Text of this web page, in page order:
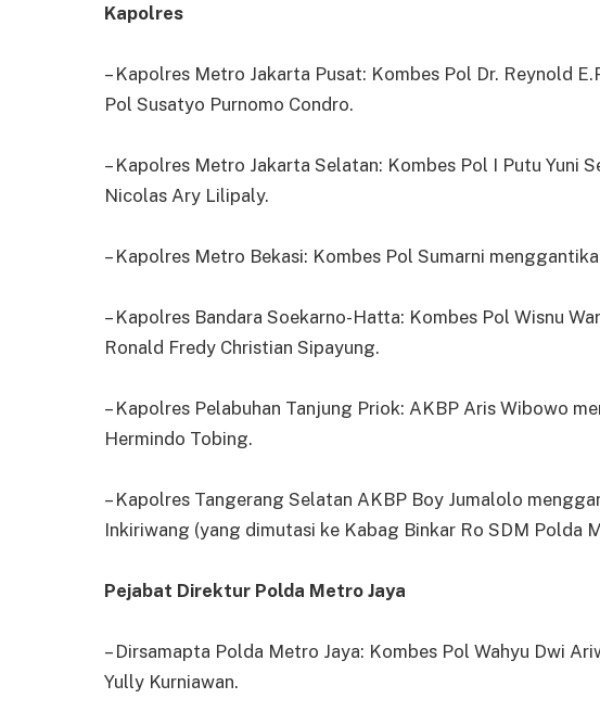
Kapolres
– Kapolres Metro Jakarta Pusat: Kombes Pol Dr. Reynold
Pol Susatyo Purnomo Condro.
– Kapolres Metro Jakarta Selatan: Kombes Pol I Putu Yuni
Nicolas Ary Lilipaly.
– Kapolres Metro Bekasi: Kombes Pol Sumarni
– Kapolres Bandara Soekarno-Hatta: Kombes Pol Wisnu
Ronald Fredy Christian Sipayung.
– Kapolres Pelabuhan Tanjung Priok: AKBP Aris Wibowo
Hermindo Tobing.
– Kapolres Tangerang Selatan AKBP Boy Jumalolo
Inkiriwang (yang dimutasi ke Kabag Binkar Ro SDM Polda
Pejabat Direktur Polda Metro Jaya
– Dirsamapta Polda Metro Jaya: Kombes Pol Wahyu Dwi
Yully Kurniawan.